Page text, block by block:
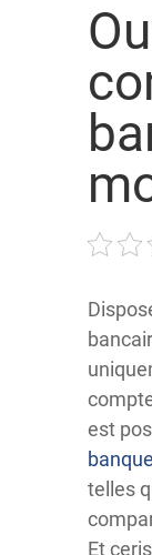
est
telles
Et